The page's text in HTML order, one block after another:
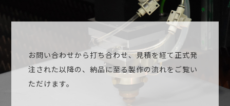
お問い合わせから打ち合わせ、見積を経て正式発
注された以降の、納品に至る製作の流れをご覧い
ただけます。